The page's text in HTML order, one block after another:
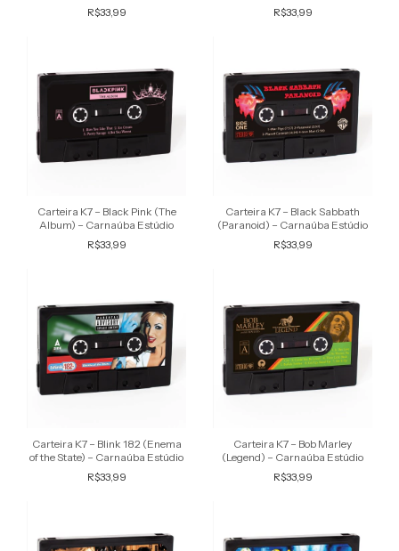
R$33,99
R$33,99
Carteira K7 – Black Pink (The
Album) – Carnaúba Estúdio
R$33,99
Carteira K7 – Black Sabbath
(Paranoid) – Carnaúba Estúdio
R$33,99
Carteira K7 – Blink 182 (Enema
of the State) – Carnaúba Estúdio
R$33,99
Carteira K7 – Bob Marley
(Legend) – Carnaúba Estúdio
R$33,99